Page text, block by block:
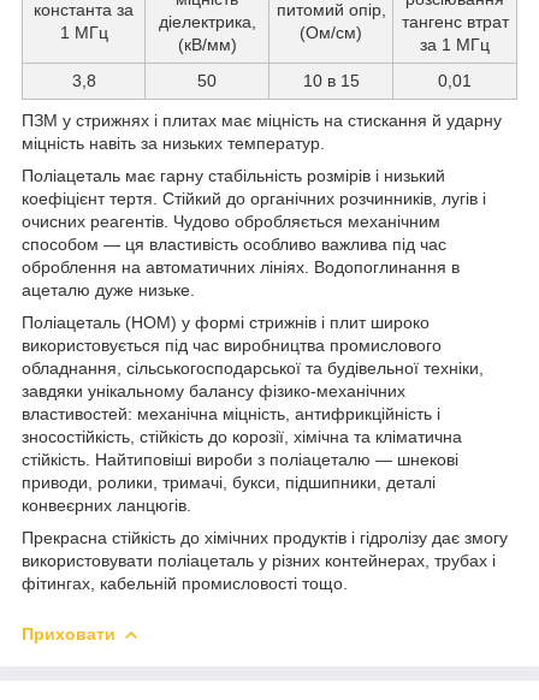
константа за
1 МГц
діелектрика,
(кВ/мм)
питомий опір,
(Ом/см)
тангенс втрат
за 1 МГц
3,8
50 10 в 15 0,01
ПЗМ у стрижнях і плитах має міцність на стискання й ударну
міцність навіть за низьких температур.
Поліацеталь має гарну стабільність розмірів і низький
коефіцієнт тертя. Стійкий до органічних розчинників, лугів і
очисних реагентів. Чудово обробляється механічним
способом — ця властивість особливо важлива під час
оброблення на автоматичних лініях. Водопоглинання в
ацеталю дуже низьке.
Поліацеталь (НОМ) у формі стрижнів і плит широко
використовується під час виробництва промислового
обладнання, сільськогосподарської та будівельної техніки,
завдяки унікальному балансу фізико-механічних
властивостей: механічна міцність, антифрикційність і
зносостійкість, стійкість до корозії, хімічна та кліматична
стійкість. Найтиповіші вироби з поліацеталю — шнекові
приводи, ролики, тримачі, букси, підшипники, деталі
конвеєрних ланцюгів.
Прекрасна стійкість до хімічних продуктів і гідролізу дає змогу
використовувати поліацеталь у різних контейнерах, трубах і
фітингах, кабельній промисловості тощо.
Приховати